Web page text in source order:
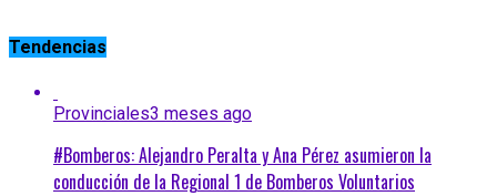
Tendencias
Provinciales3 meses ago
#Bomberos: Alejandro Peralta y Ana Pérez asumieron la
conducción de la Regional 1 de Bomberos Voluntarios